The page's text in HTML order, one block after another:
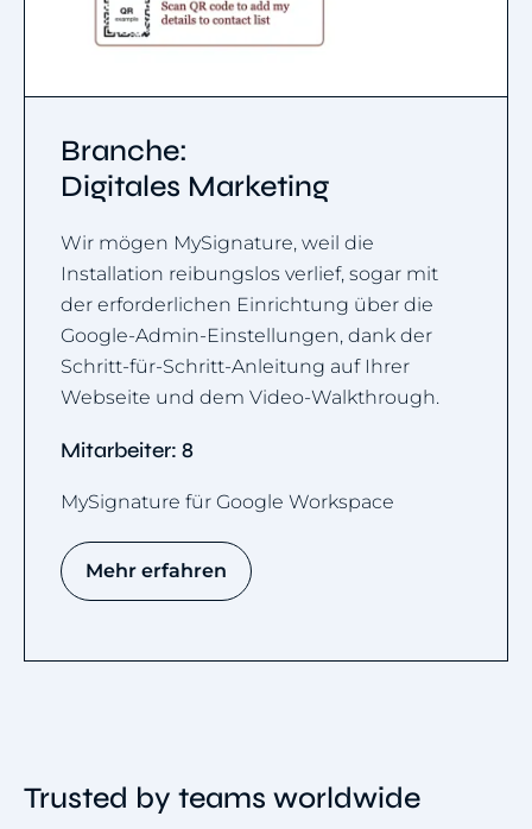
Branche:
Digitales Marketing
Wir mögen MySignature, weil die
Installation reibungslos verlief, sogar mit
der erforderlichen Einrichtung über die
Google-Admin-Einstellungen, dank der
Schritt-für-Schritt-Anleitung auf Ihrer
Webseite und dem Video-Walkthrough.
Mitarbeiter: 8
MySignature für Google Workspace
Mehr erfahren
Trusted by teams worldwide